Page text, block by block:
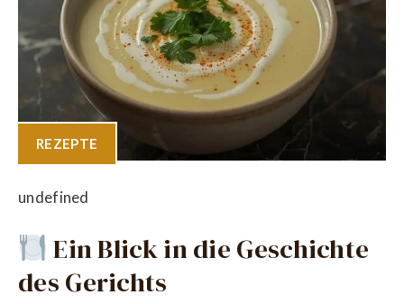
REZEPTE
undefined
Ein Blick in die Geschichte
des Gerichts